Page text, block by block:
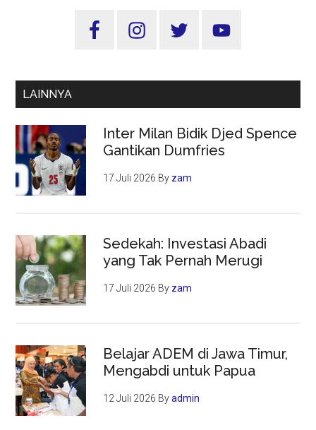
Sidebar
LAINNYA
Inter Milan Bidik Djed Spence
Gantikan Dumfries
17 Juli 2026 By zam
Sedekah: Investasi Abadi
yang Tak Pernah Merugi
17 Juli 2026 By zam
Belajar ADEM di Jawa Timur,
Mengabdi untuk Papua
12 Juli 2026 Byadmin